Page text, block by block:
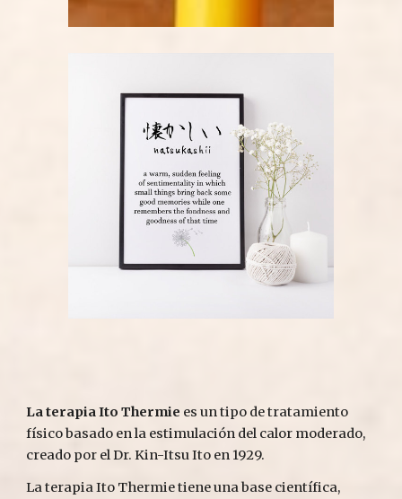
La terapia Ito Thermie es un tipo de tratamiento
físico basado en la estimulación del calor moderado,
creado por el Dr. Kin-Itsu Ito en 1929.
La terapia Ito Thermie tiene una base científica,